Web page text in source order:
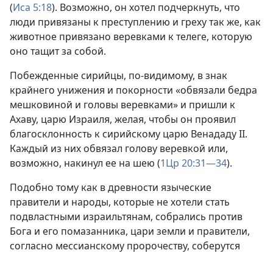
(Иса 5:18). Возможно, он хотел подчеркнуть, что
люди привязаны к преступлению и греху так же, как
животное привязано веревками к телеге, которую
оно тащит за собой.
Побежденные сирийцы, по-видимому, в знак
крайнего унижения и покорности «обвязали бедра
мешковиной и головы веревками» и пришли к
Ахаву, царю Израиля, желая, чтобы он проявил
благосклонность к сирийскому царю Венададу II.
Каждый из них обвязал голову веревкой или,
возможно, накинул ее на шею (1Цр 20:31—34).
Подобно тому как в древности языческие
правители и народы, которые не хотели стать
подвластными израильтянам, собрались против
Бога и его помазанника, цари земли и правители,
согласно мессианскому пророчеству, соберутся